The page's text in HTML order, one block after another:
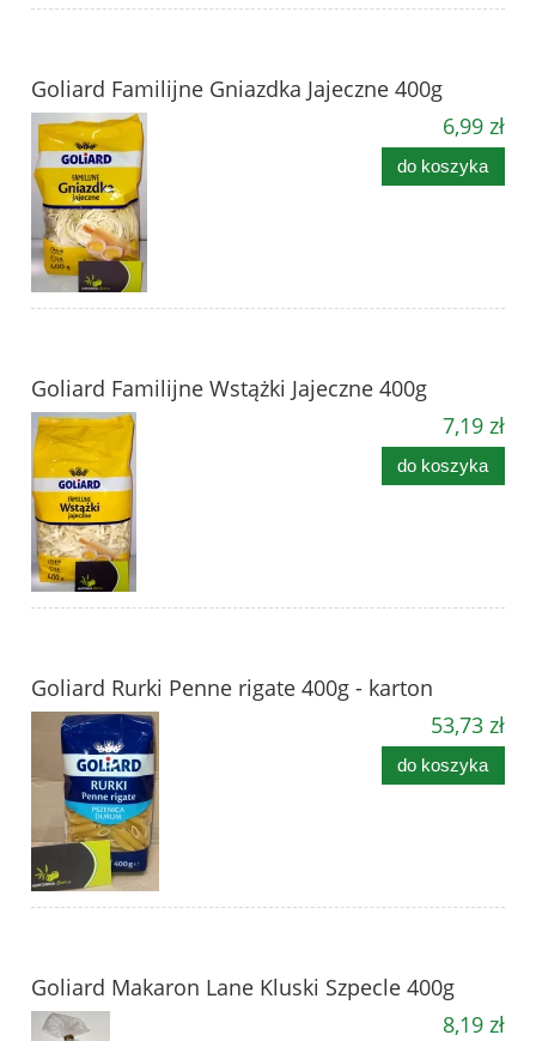
Goliard Familijne Gniazdka Jajeczne 400g
6,99 zł
do koszyka
Goliard Familijne Wstążki Jajeczne 400g
7,19 zł
do koszyka
Goliard Rurki Penne rigate 400g - karton
53,73 zł
do koszyka
Goliard Makaron Lane Kluski Szpecle 400g
8,19 zł